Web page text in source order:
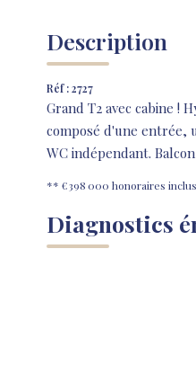
Description
Réf : 2727
Grand T2 avec cabine !
composé d'une entrée,
WC indépendant.
** €398 000 honoraires inclus
Diagnostics